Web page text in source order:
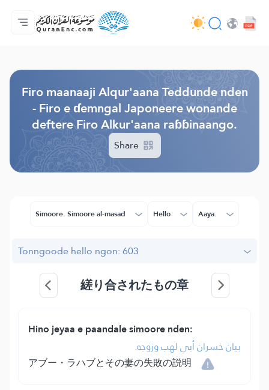
Jaɓɓorgo
Loowdi firooji ɗi
Audio
Golleeji topayɓe ( heyɗintinooɓe) ɓen - API
Fii eɓɓoore nde
Humpo'ndir e amen
Ɗemngal
Firo maanaaji Alqur'aana Teddunde nden
- Firo e ɗemngal Japoneere wonande
deftere Firo Alkur'aana raɓɓinaango.
Share
Simoore. Simoore al-masad Hello Aaya.
Tonngoode hello ngon: 603
縒り合されたもの章
Hino jeyaa e paandale simoore nden:
بيان خسران أبي لهب وزوجه.
アブー・ラハブとその妻の失敗の説明